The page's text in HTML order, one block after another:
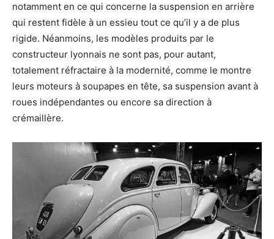
notamment en ce qui concerne la suspension en arrière
qui restent fidèle à un essieu tout ce qu’il y a de plus
rigide. Néanmoins, les modèles produits par le
constructeur lyonnais ne sont pas, pour autant,
totalement réfractaire à la modernité, comme le montre
leurs moteurs à soupapes en tête, sa suspension avant à
roues indépendantes ou encore sa direction à
crémaillère.